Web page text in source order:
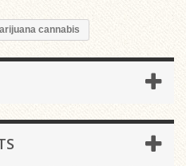
cannabis